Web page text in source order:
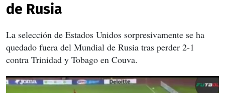
de Rusia
La selección de Estados Unidos sorpresivamente se ha
quedado fuera del Mundial de Rusia tras perder 2-1
contra Trinidad y Tobago en Couva.